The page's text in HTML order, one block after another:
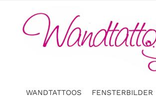
WANDTATTOOS FENSTERBILDER